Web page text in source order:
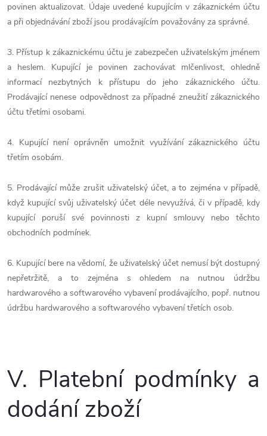
povinen aktualizovat. Údaje uvedené kupujícím v zákaznickém účtu
a při objednávání zboží jsou prodávajícím považovány za správné.
3. Přístup k zákaznickému účtu je zabezpečen uživatelským jménem
a heslem. Kupující je povinen zachovávat mlčenlivost, ohledně
informací nezbytných k přístupu do jeho zákaznického účtu.
Prodávající nenese odpovědnost za případné zneužití zákaznického
účtu třetími osobami.
4. Kupující není oprávněn umožnit využívání zákaznického účtu
třetím osobám.
5. Prodávající může zrušit uživatelský účet, a to zejména v případě,
když kupující svůj uživatelský účet déle nevyužívá, či v případě, kdy
kupující poruší své povinnosti z kupní smlouvy nebo těchto
obchodních podmínek.
6. Kupující bere na vědomí, že uživatelský účet nemusí být dostupný
nepřetržitě, a to zejména s ohledem na nutnou údržbu
hardwarového a softwarového vybavení prodávajícího, popř. nutnou
údržbu hardwarového a softwarového vybavení třetích osob.
V. Platební podmínky a
dodání zboží